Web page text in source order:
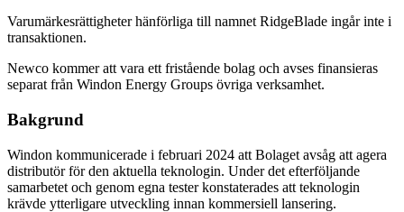
Varumärkesrättigheter hänförliga till namnet RidgeBlade ingår inte i
transaktionen.
Newco kommer att vara ett fristående bolag och avses finansieras
separat från Windon Energy Groups övriga verksamhet.
Bakgrund
Windon kommunicerade i februari 2024 att Bolaget avsåg att agera
distributör för den aktuella teknologin. Under det efterföljande
samarbetet och genom egna tester konstaterades att teknologin
krävde ytterligare utveckling innan kommersiell lansering.